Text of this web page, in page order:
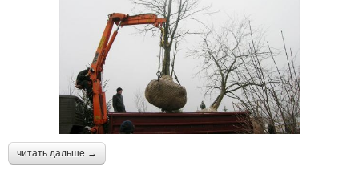
читать дальше →